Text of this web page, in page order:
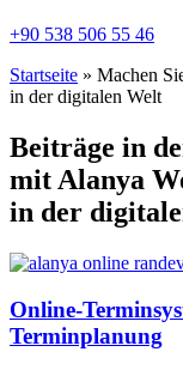
+90 538 506 55 46
Startseite » Machen
in der digitalen Welt
Beiträge in
mit Alanya
in der
Online-
Terminplanung